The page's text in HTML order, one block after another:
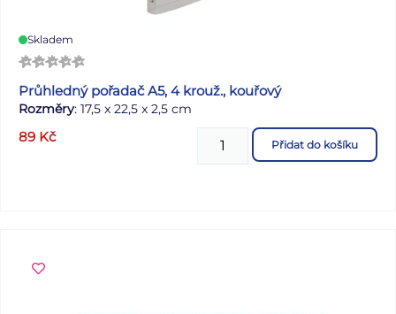
Skladem
Průhledný pořadač A5, 4 krouž., kouřový
Rozměry: 17,5 x 22,5 x 2,5 cm
89 Kč Přidat do košíku